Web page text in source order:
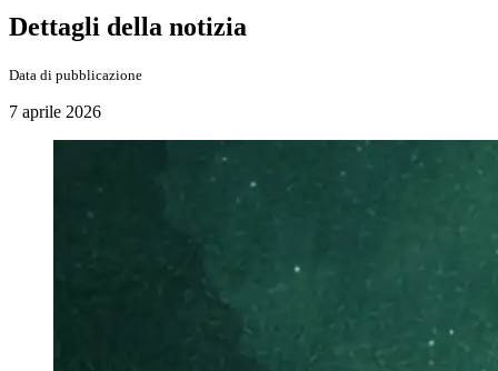
Dettagli della notizia
Data di pubblicazione
7 aprile 2026